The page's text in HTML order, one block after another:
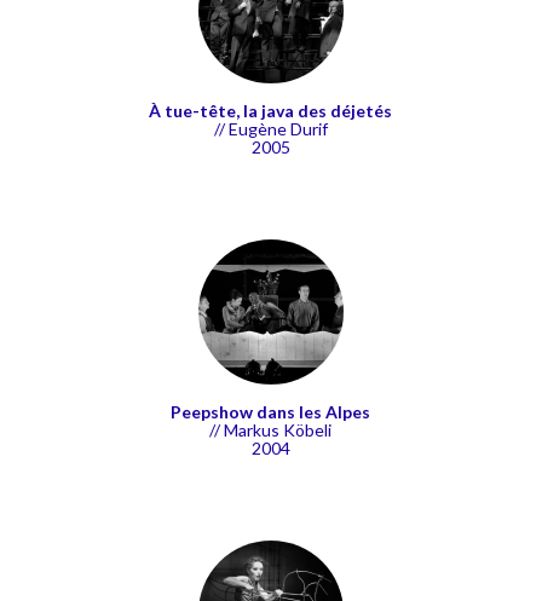
À tue-tête, la java des déjetés
// Eugène Durif
2005
Peepshow dans les Alpes
// Markus Köbeli
2004